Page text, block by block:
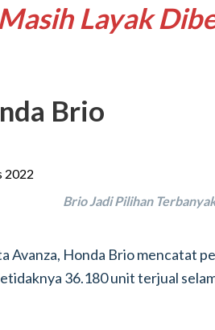
Layak
Brio
Brio Jadi Pilihan
Avanza, Honda Brio mencatat
36.180 unit terjual